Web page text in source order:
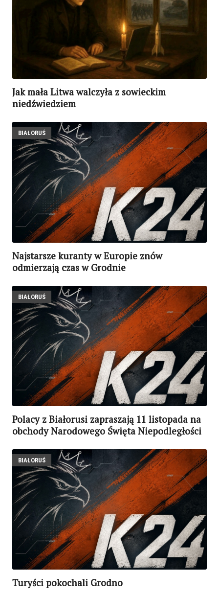
Jak mała Litwa walczyła z sowieckim
niedźwiedziem
BIAŁORUŚ
Najstarsze kuranty w Europie znów
odmierzają czas w Grodnie
BIAŁORUŚ
Polacy z Białorusi zapraszają 11 listopada na
obchody Narodowego Święta Niepodległości
BIAŁORUŚ
Turyści pokochali Grodno